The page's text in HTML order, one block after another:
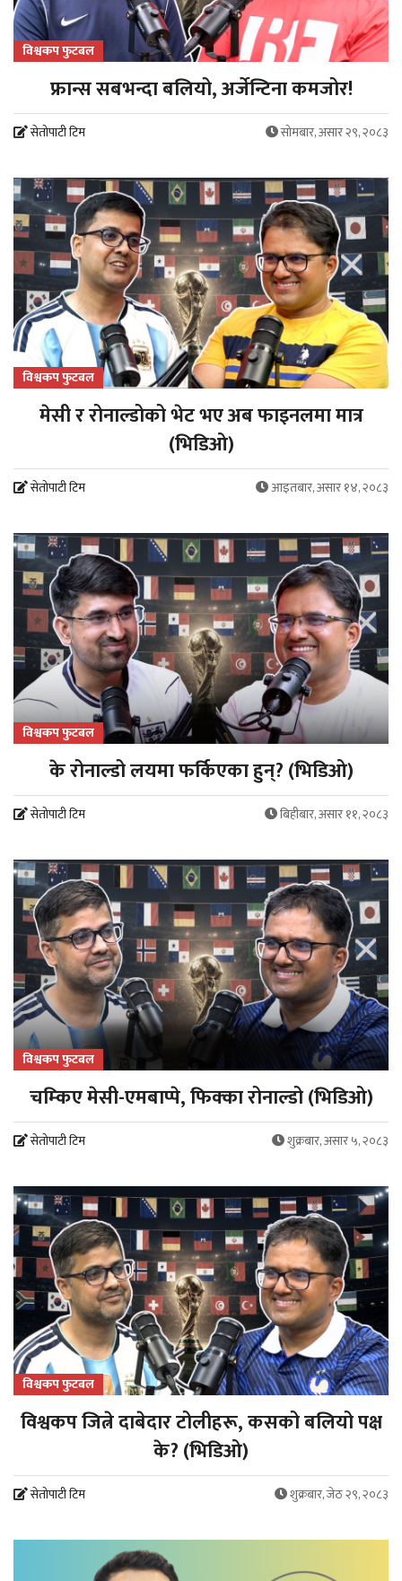
विश्वकप फुटबल
फ्रान्स सबभन्दा बलियो, अर्जेन्टिना कमजोर!
सेतोपाटी टिम सोमबार, असार २९, २०८३
विश्वकप फुटबल
मेसी र रोनाल्डोको भेट भए अब फाइनलमा मात्र
(भिडिओ)
सेतोपाटी टिम आइतबार, असार १४, २०८३
विश्वकप फुटबल
के रोनाल्डो लयमा फर्किएका हुन्? (भिडिओ)
सेतोपाटी टिम बिहीबार, असार ११, २०८३
विश्वकप फुटबल
चम्किए मेसी-एमबाप्पे, फिक्का रोनाल्डो (भिडिओ)
सेतोपाटी टिम शुक्रबार, असार ५, २०८३
विश्वकप फुटबल
विश्वकप जित्ने दाबेदार टोलीहरू, कसको बलियो पक्ष
के? (भिडिओ)
सेतोपाटी टिम शुक्रबार, जेठ २९, २०८३